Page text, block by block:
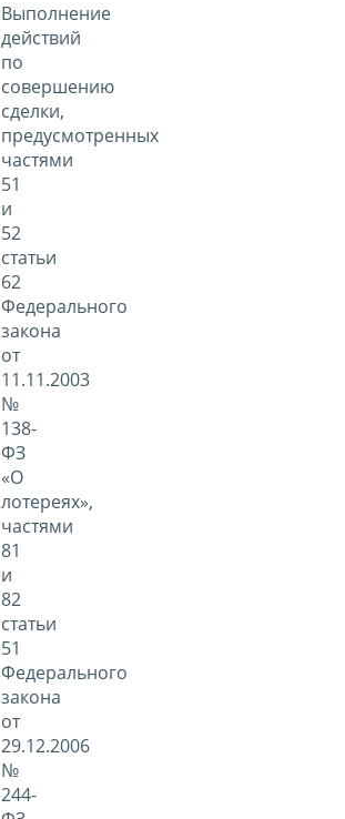
Выполнение
действий
по
совершению
сделки,
предусмотренных
частями
51
и
52
статьи
62
Федерального
закона
от
11.11.2003
№
138-
ФЗ
«О
лотереях»,
частями
81
и
82
статьи
51
Федерального
закона
от
29.12.2006
№
244-